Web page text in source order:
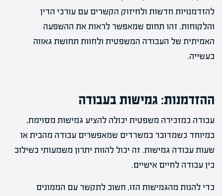
להזדמנויות חדשות ולחיזוק הקשרים עם עורכי הדין
והלקוחות. זהו תחום שמאפשר לראות את ההשפעה
האמיתית של העבודה המשפטית ולחוות תחושת גאווה
בעשייה.
ההזדמנות: גמישות בעבודה
עבודה כמזכירה משפטית יכולה להציע גמישות מסוימת,
במיוחד כשמדובר במשרדים שמאפשרים עבודה מהבית או
שעות עבודה גמישות. זה יכול להוות יתרון משמעותי בשילוב
בין עבודה לחיים אישיים.
כדי להנות מהגמישות הזו, חשוב לתקשר עם הממונים